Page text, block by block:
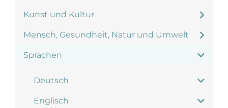
Kunst und Kultur
Mensch, Gesundheit, Natur und Umwelt
Sprachen
Deutsch
Englisch